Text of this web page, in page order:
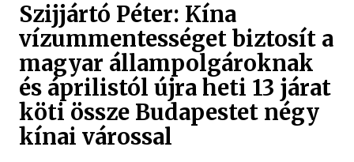
Szijjártó Péter: Kína
vízummentességet biztosít a
magyar állampolgároknak
és áprilistól újra heti 13 járat
köti össze Budapestet négy
kínai várossal